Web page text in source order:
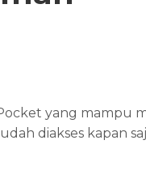
yang mampu
diakses kapan